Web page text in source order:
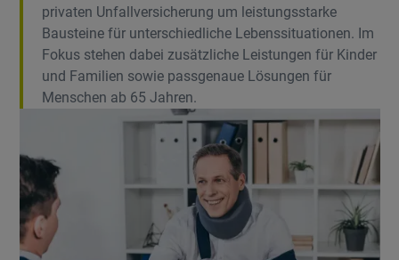
privaten Unfallversicherung um leistungsstarke
Bausteine für unterschiedliche Lebenssituationen. Im
Fokus stehen dabei zusätzliche Leistungen für Kinder
und Familien sowie passgenaue Lösungen für
Menschen ab 65 Jahren.